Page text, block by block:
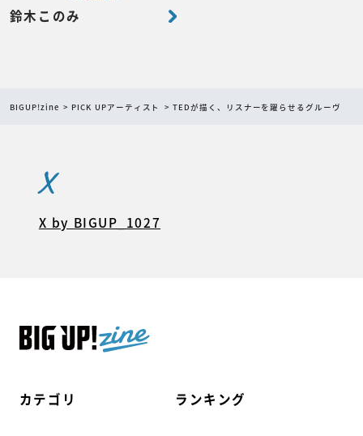
鈴木このみ
BIGUP!zine PICK UPアーティスト TEDが描く、リスナーを躍らせるグルーヴ
カテゴリ ランキング
X
X by BIGUP_1027